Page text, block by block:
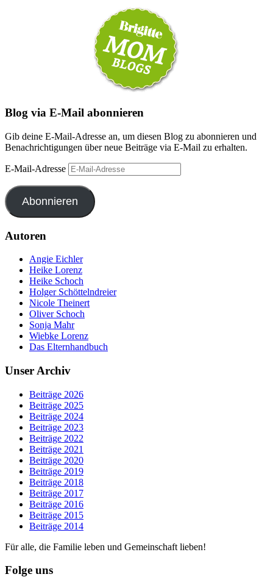
Blog via E-Mail abonnieren
Gib deine E-Mail-Adresse an, um diesen Blog zu abonnieren und
Benachrichtigungen über neue Beiträge via E-Mail zu erhalten.
E-Mail-Adresse
Abonnieren
Autoren
Angie Eichler
Heike Lorenz
Heike Schoch
Holger Schöttelndreier
Nicole Theinert
Oliver Schoch
Sonja Mahr
Wiebke Lorenz
Das Elternhandbuch
Unser Archiv
Beiträge 2026
Beiträge 2025
Beiträge 2024
Beiträge 2023
Beiträge 2022
Beiträge 2021
Beiträge 2020
Beiträge 2019
Beiträge 2018
Beiträge 2017
Beiträge 2016
Beiträge 2015
Beiträge 2014
Für alle, die Familie leben und Gemeinschaft lieben!
Folge uns